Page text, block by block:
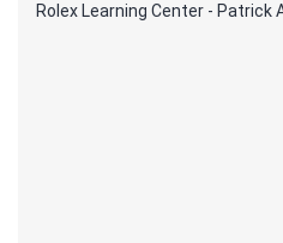
Rolex Learning Center - Patrick